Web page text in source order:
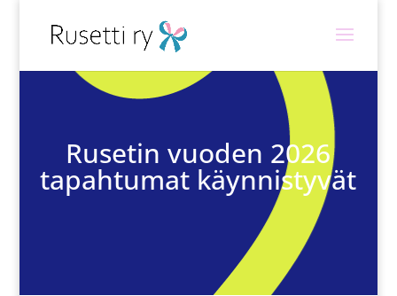
Rusetin vuoden 2026
tapahtumat käynnistyvät